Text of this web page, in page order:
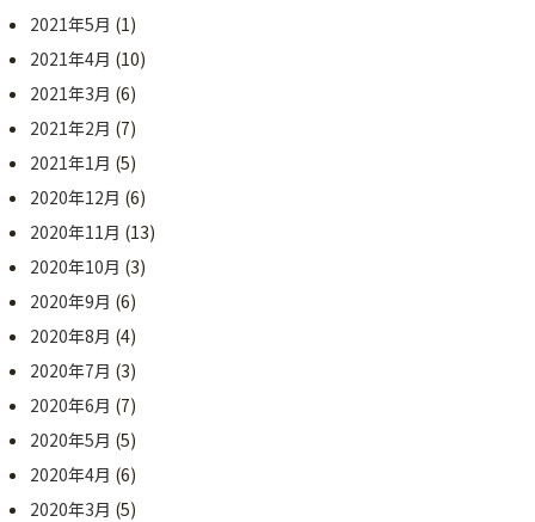
2021年5月 (1)
2021年4月 (10)
2021年3月 (6)
2021年2月 (7)
2021年1月 (5)
2020年12月 (6)
2020年11月 (13)
2020年10月 (3)
2020年9月 (6)
2020年8月 (4)
2020年7月 (3)
2020年6月 (7)
2020年5月 (5)
2020年4月 (6)
2020年3月 (5)